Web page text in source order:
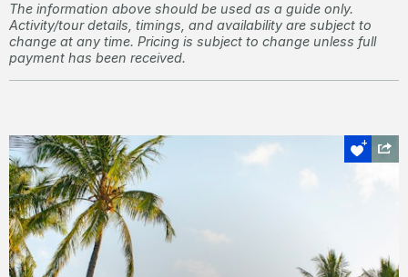
The information above should be used as a guide only.
Activity/tour details, timings, and availability are subject to
change at any time. Pricing is subject to change unless full
payment has been received.